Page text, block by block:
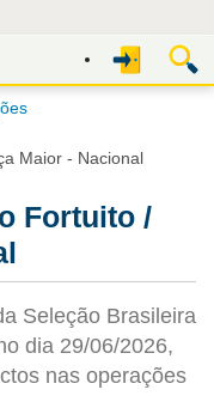
Maior - Nacional
Fortuito /
Seleção Brasileira
dia 29/06/2026,
nas operações